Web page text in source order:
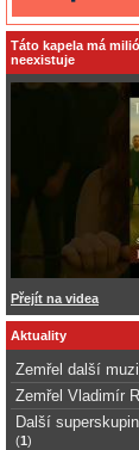
Táto kapela má
neexistuje
Přejít na videa
Aktuality
Zemřel další
Zemřel Vladimír
Další
(1 )